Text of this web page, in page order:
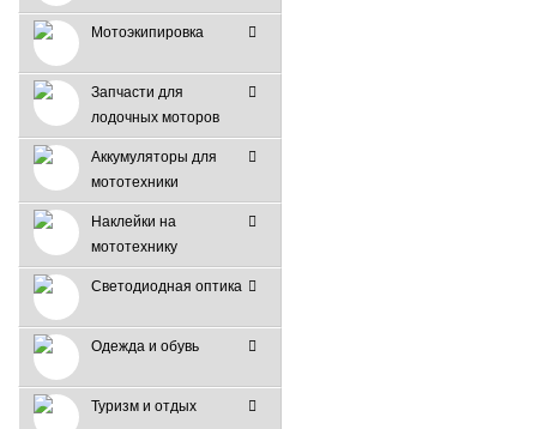
Мотоэкипировка
Запчасти для
лодочных моторов
Аккумуляторы для
мототехники
Наклейки на
мототехнику
Светодиодная оптика
Одежда и обувь
Туризм и отдых